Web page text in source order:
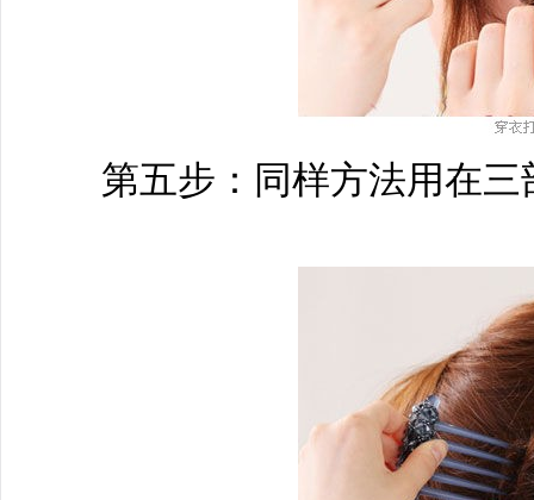
第五步：同样方法用在三